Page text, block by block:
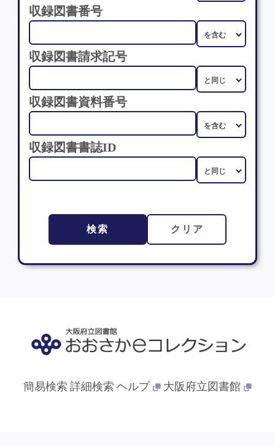
収録図書番号
収録図書請求記号
収録図書資料番号
収録図書書誌ID
検索 クリア
簡易検索 詳細検索 ヘルプ 大阪府立図書館